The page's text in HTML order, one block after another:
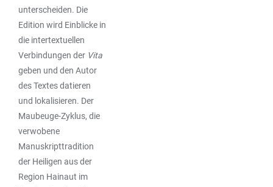
unterscheiden. Die
Edition wird Einblicke in
die intertextuellen
Verbindungen der Vita
geben und den Autor
des Textes datieren
und lokalisieren. Der
Maubeuge-Zyklus, die
verwobene
Manuskripttradition
der Heiligen aus der
Region Hainaut im